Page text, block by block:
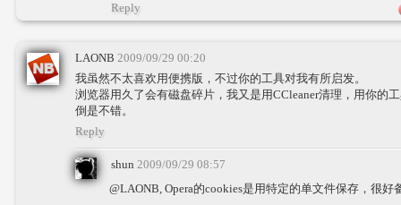
Reply
LAONB 2009/09/29 00:20
我虽然不太喜欢用便携版，不过你的工具对我有所启发。
浏览器用久了会有磁盘碎片，我又是用CCleaner清理，用你的
倒是不错。
Reply
shun 2009/09/29 08:57
@LAONB, Opera的cookies是用特定的单文件保存，很好